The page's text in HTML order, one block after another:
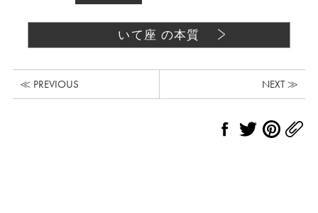
いて座 の本質
≪ PREVIOUS NEXT ≫